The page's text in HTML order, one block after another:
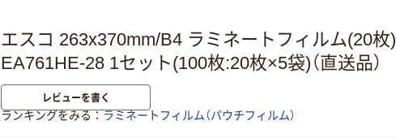
エスコ 263x370mm/B4 ラミネートフィルム(20枚)
EA761HE-28 1セット(100枚:20枚×5袋)（直送品）
レビューを書く
ランキングをみる ラミネートフィルム（パウチフィルム）